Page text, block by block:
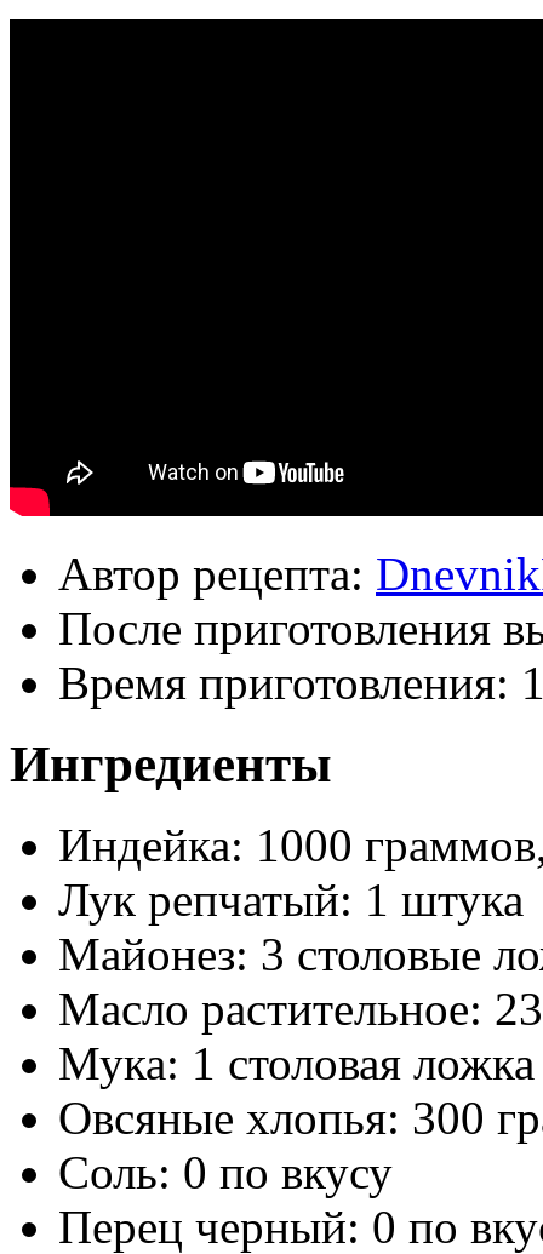
Автор рецепта:
После приготовления
Время приготовления:
Ингредиенты
Индейка: 1000
Лук репчатый: 1 штука
Майонез: 3 столовые
Масло растительное:
Мука: 1 столовая ложка
Овсяные хлопья: 300
Соль: 0 по вкусу
Перец черный: 0 по